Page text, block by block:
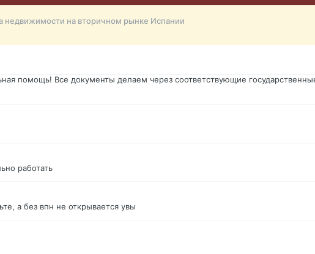
недвижимости на вторичном рынке Испании
форума?т из э
помощь! Все документы делаем через соответствующие
работать
а без впн не открывается увы